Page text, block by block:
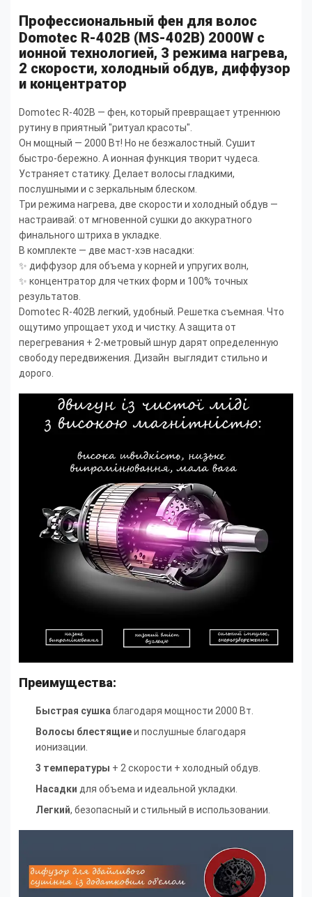
Профессиональный фен для волос
Domotec R-402B (MS-402B) 2000W с
ионной технологией, 3 режима нагрева,
2 скорости, холодный обдув, диффузор
и концентратор
Domotec R-402B — фен, который превращает утреннюю
рутину в приятный "ритуал красоты".
Он мощный — 2000 Вт! Но не безжалостный. Сушит
быстро-бережно. А ионная функция творит чудеса.
Устраняет статику. Делает волосы гладкими,
послушными и с зеркальным блеском.
Три режима нагрева, две скорости и холодный обдув —
настраивай: от мгновенной сушки до аккуратного
финального штриха в укладке.
В комплекте — две маст-хэв насадки:
✨ диффузор для объема у корней и упругих волн,
✨ концентратор для четких форм и 100% точных
результатов.
Domotec R-402B легкий, удобный. Решетка съемная. Что
ощутимо упрощает уход и чистку. А защита от
перегревания + 2-метровый шнур дарят определенную
свободу передвижения. Дизайн выглядит стильно и
дорого.
Преимущества:
Быстрая сушкаблагодаря мощности 2000 Вт.
Волосы блестящиеи послушные благодаря
ионизации.
3 температуры + 2 скорости + холодный обдув.
Насадки для объема и идеальной укладки.
Легкий, безопасный и стильный в использовании.